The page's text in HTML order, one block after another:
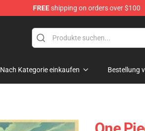
FREEshipping on orders over $100
Nach Kategorie einkaufen Bestellung